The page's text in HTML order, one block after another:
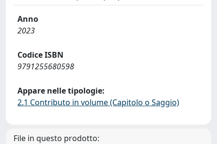
Anno
2023
Codice ISBN
9791255680598
Appare nelle tipologie:
2.1 Contributo in volume (Capitolo o Saggio)
File in questo prodotto: